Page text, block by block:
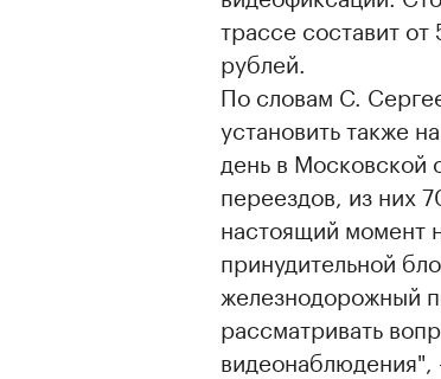
трассе составит
рублей.
По словам С.
установить также
день в Московской
переездов, из них
настоящий момент
принудительной
железнодорожный
рассматривать
видеонаблюдения",